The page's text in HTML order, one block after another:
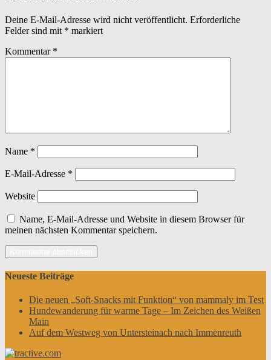
Deine E-Mail-Adresse wird nicht veröffentlicht. Erforderliche
Felder sind mit * markiert
Kommentar *
Name *
E-Mail-Adresse *
Website
Name, E-Mail-Adresse und Website in diesem Browser für
meinen nächsten Kommentar speichern.
Neueste Beiträge
Die neuen „Soft-Snacks mit Funktion“ von mammaly im Test
Hundewanderung für warme Tage – Im Zeichen des Weißen
Main
Auf dem Westweg von Untersteinach nach Immenreuth